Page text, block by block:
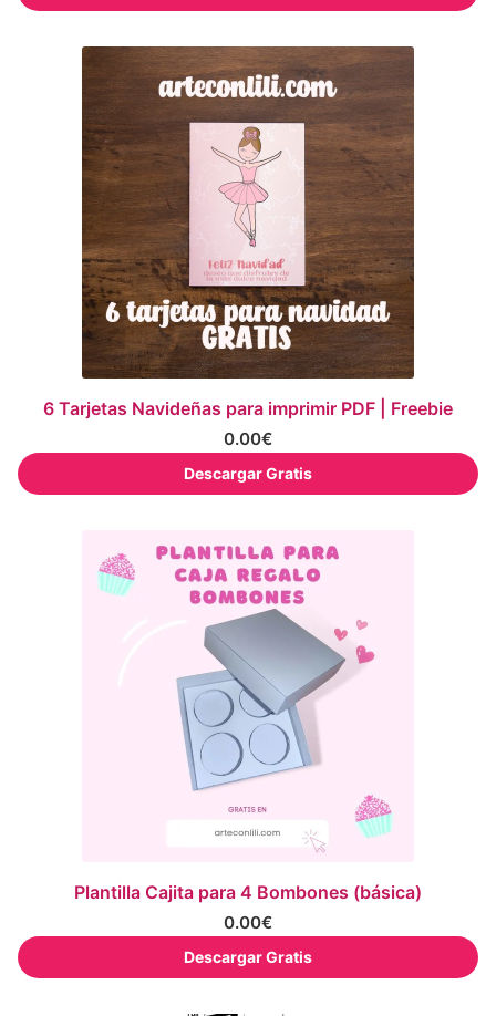
6 Tarjetas Navideñas para imprimir PDF | Freebie
0.00€
Descargar Gratis
Plantilla Cajita para 4 Bombones (básica)
0.00€
Descargar Gratis